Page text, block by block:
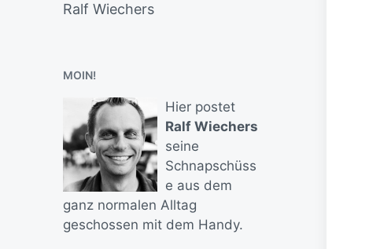
Ralf Wiechers
MOIN!
Hier postet
Ralf Wiechers
seine
Schnapschüss
e aus dem
ganz normalen Alltag
geschossen mit dem Handy.